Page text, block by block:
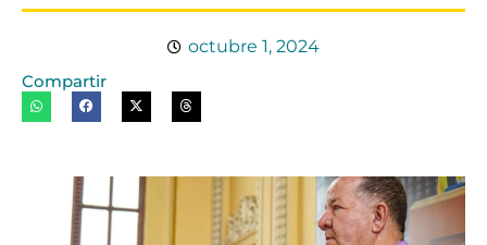
octubre 1, 2024
Compartir